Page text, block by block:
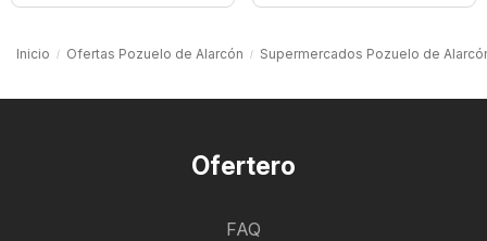
Inicio Ofertas Pozuelo de Alarcón Supermercados Pozuelo de
Ofertero
FAQ